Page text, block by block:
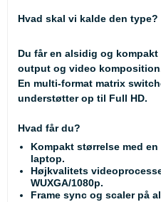
Hvad skal vi kalde den
Du får en alsidig og
output og video
En multi-format matrix
understøtter op til Full HD.
Hvad får du?
Kompakt størrelse med
laptop.
Højkvalitets
WUXGA/1080p.
Frame sync og scaler på